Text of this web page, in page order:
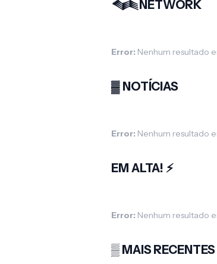
𒈝NETWORK
Error: Nenhum resultado
▓ NOTÍCIAS
Error: Nenhum resultado
EM ALTA! ⚡
Error: Nenhum resultado
▒ MAIS RECENTES